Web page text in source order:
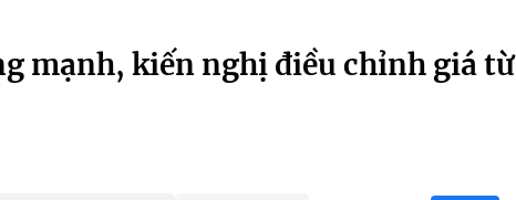
Infographic
mạnh, kiến nghị điều chỉnh giá từ